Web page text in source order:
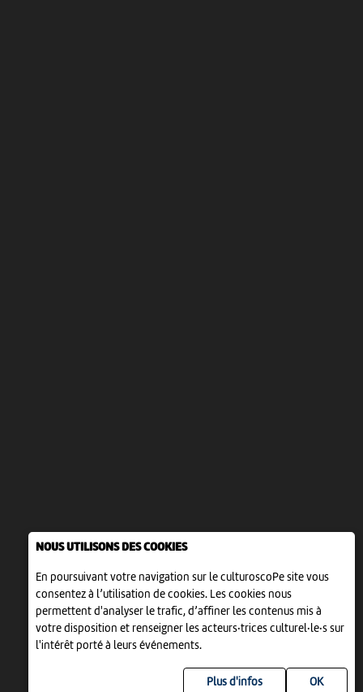
NOUS UTILISONS DES COOKIES
En poursuivant votre navigation sur le culturoscoPe site vous
consentez à l’utilisation de cookies. Les cookies nous
permettent d'analyser le trafic, d’affiner les contenus mis à
votre disposition et renseigner les acteurs·trices culturel·le·s sur
l'intérêt porté à leurs événements.
Plus d'infos